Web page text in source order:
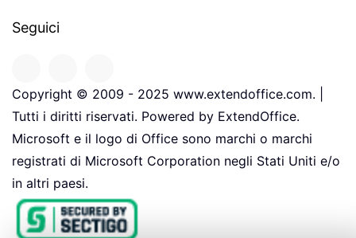
Seguici
Copyright © 2009 - 2025 www.extendoffice.com. |
Tutti i diritti riservati. Powered by ExtendOffice.
Microsoft e il logo di Office sono marchi o marchi
registrati di Microsoft Corporation negli Stati Uniti e/o
in altri paesi.